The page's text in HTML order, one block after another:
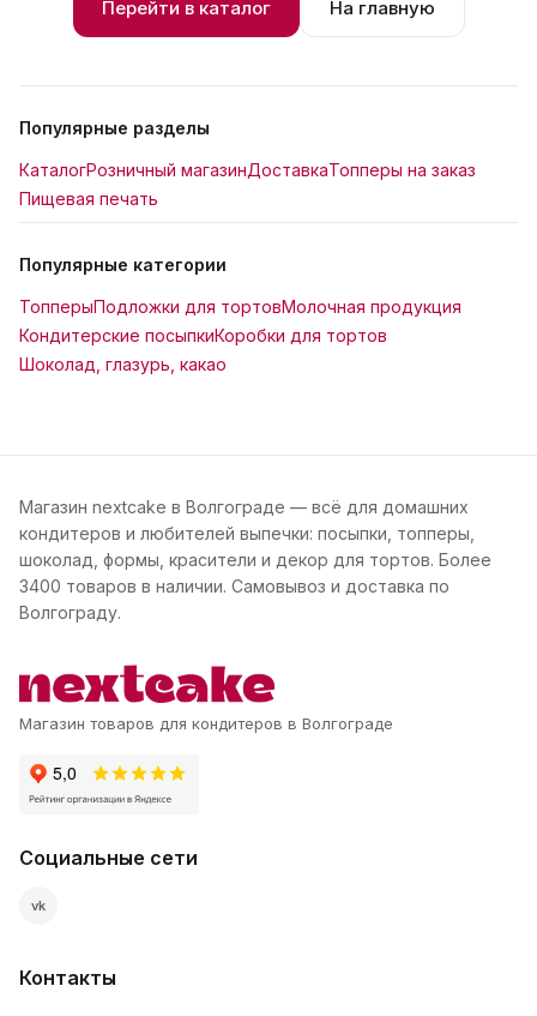
Перейти в каталог На главную
Популярные разделы
КаталогРозничный магазинДоставкаТопперы на заказ
Пищевая печать
Популярные категории
ТопперыПодложки для тортовМолочная продукция
Кондитерские посыпкиКоробки для тортов
Шоколад, глазурь, какао
Магазин nextcake в Волгограде — всё для домашних
кондитеров и любителей выпечки: посыпки, топперы,
шоколад, формы, красители и декор для тортов. Более
3400 товаров в наличии. Самовывоз и доставка по
Волгограду.
Магазин товаров для кондитеров в Волгограде
Социальные сети
vk
Контакты